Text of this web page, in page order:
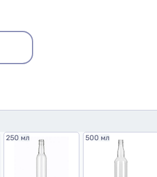
250 мл 500 мл